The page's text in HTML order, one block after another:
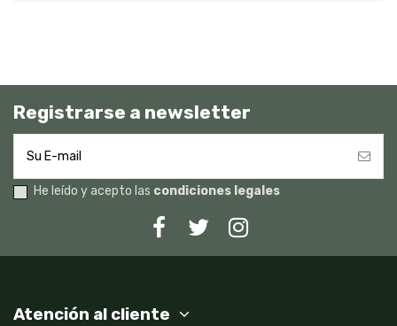
Registrarse a newsletter
He leído y acepto las condiciones legales
Atención al cliente